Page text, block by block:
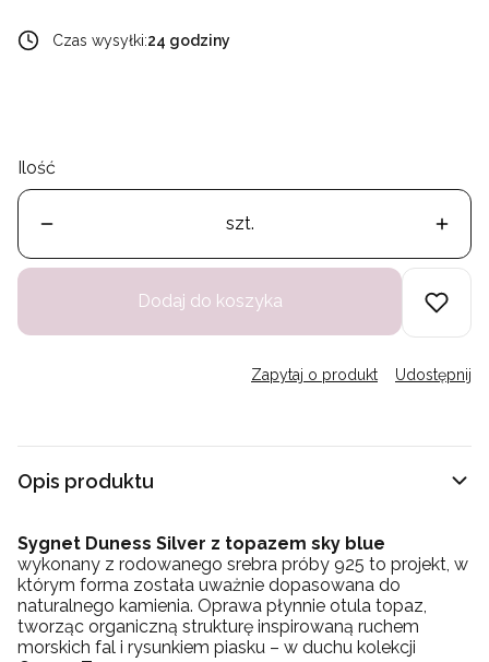
Czas wysyłki:24 godziny
Ilość
szt.
Dodaj do koszyka
Zapytaj o produkt Udostępnij
Opis produktu
Sygnet Duness Silver z topazem sky blue
wykonany z rodowanego srebra próby 925 to projekt, w
którym forma została uważnie dopasowana do
naturalnego kamienia. Oprawa płynnie otula topaz,
tworząc organiczną strukturę inspirowaną ruchem
morskich fal i rysunkiem piasku – w duchu kolekcji